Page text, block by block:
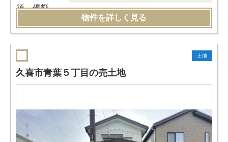
物件を詳しく見る
土地
久喜市青葉５丁目の売土地